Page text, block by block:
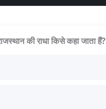
की राधा किसे कहा जाता हैं?